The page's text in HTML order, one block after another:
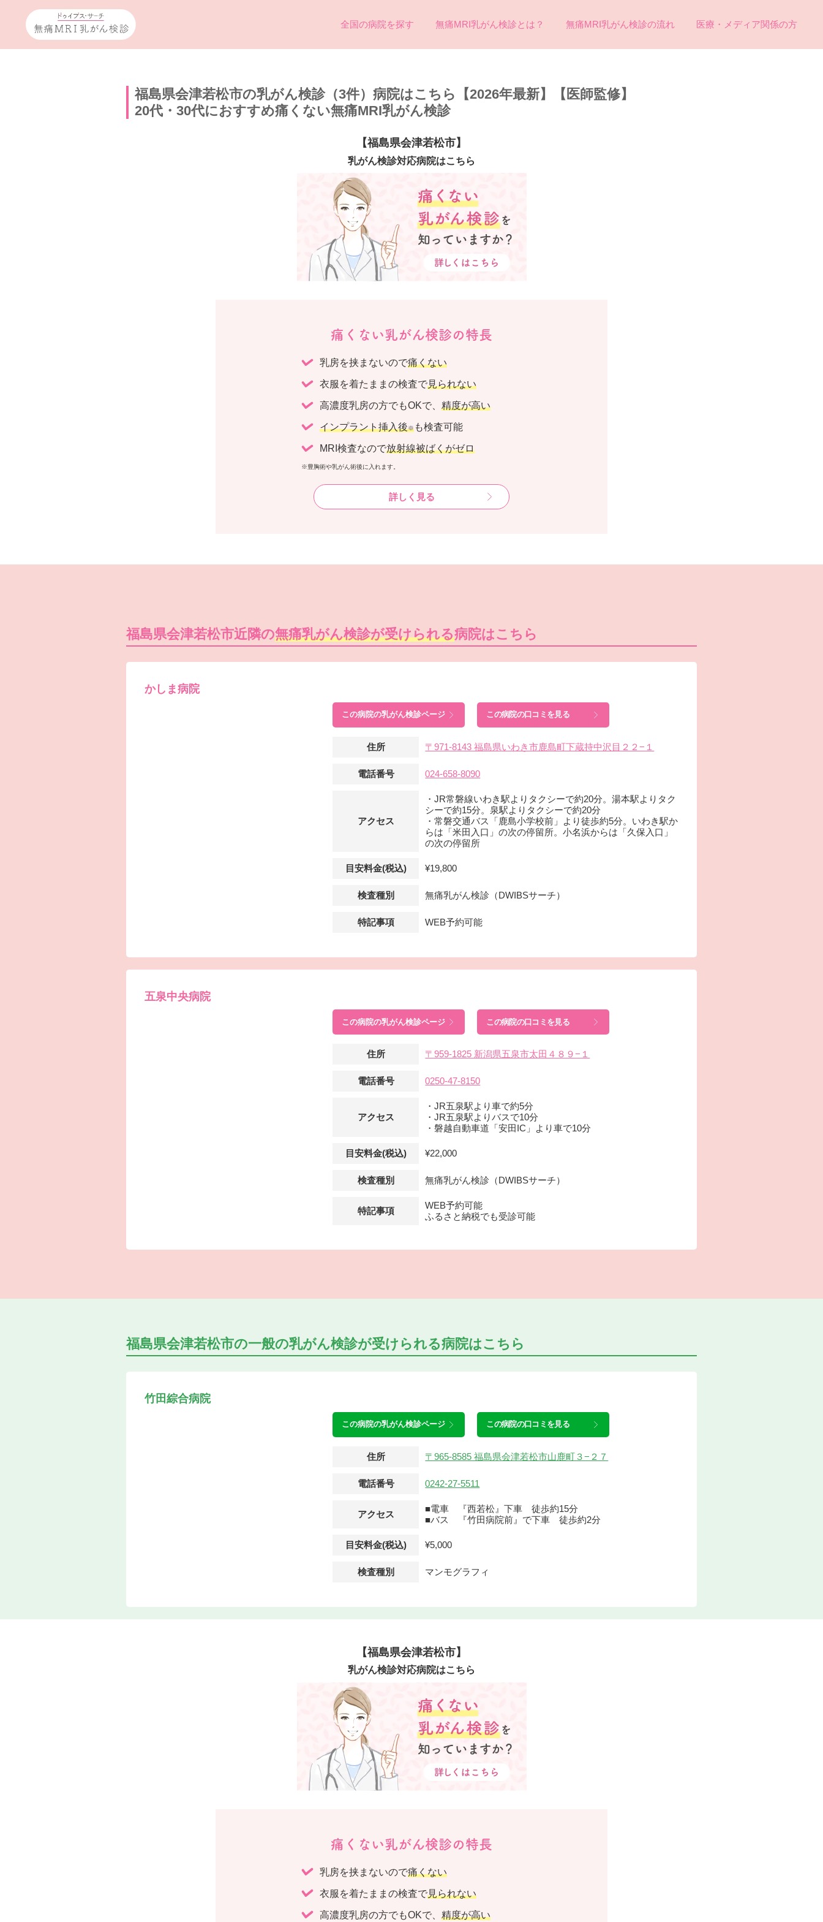
全国の病院を探す 無痛MRI乳がん検診とは？ 無痛MRI乳がん検診の流れ 医療・メディア関係の方
福島県会津若松市の乳がん検診（3件）病院はこちら【2026年最新】【医師監修】
20代・30代におすすめ痛くない無痛MRI乳がん検診
【福島県会津若松市】
乳がん検診対応病院はこちら
痛くない乳がん検診の特長
乳房を挟まないので痛くない
衣服を着たままの検査で見られない
高濃度乳房の方でもOKで、 精度が高い
インプラント挿入後※ も検査可能
MRI検査なので放射線被ばくがゼロ
※豊胸術や乳がん術後に入れます。
詳しく見る
福島県会津若松市近隣の無痛乳がん検診が受けられる病院はこちら
かしま病院
この病院の乳がん検診ページ この病院の口コミを見る
住所 〒971-8143 福島県いわき市鹿島町下蔵持中沢目２２−１
電話番号 024-658-8090
アクセス
・JR常磐線いわき駅よりタクシーで約20分。湯本駅よりタク
シーで約15分。泉駅よりタクシーで約20分
・常磐交通バス「鹿島小学校前」より徒歩約5分。いわき駅か
らは「米田入口」の次の停留所。小名浜からは「久保入口」
の次の停留所
目安料金(税込) ¥19,800
検査種別 無痛乳がん検診（DWIBSサーチ）
特記事項 WEB予約可能
五泉中央病院
この病院の乳がん検診ページ この病院の口コミを見る
住所 〒959-1825 新潟県五泉市太田４８９−１
電話番号 0250-47-8150
アクセス
・JR五泉駅より車で約5分
・JR五泉駅よりバスで10分
・磐越自動車道「安田IC」より車で10分
目安料金(税込) ¥22,000
検査種別 無痛乳がん検診（DWIBSサーチ）
特記事項
WEB予約可能
ふるさと納税でも受診可能
福島県会津若松市の一般の乳がん検診が受けられる病院はこちら
竹田綜合病院
この病院の乳がん検診ページ この病院の口コミを見る
住所 〒965-8585 福島県会津若松市山鹿町３−２７
電話番号 0242-27-5511
アクセス
■電車 『西若松』下車 徒歩約15分
■バス 『竹田病院前』で下車 徒歩約2分
目安料金(税込) ¥5,000
検査種別 マンモグラフィ
【福島県会津若松市】
乳がん検診対応病院はこちら
痛くない乳がん検診の特長
乳房を挟まないので痛くない
衣服を着たままの検査で見られない
高濃度乳房の方でもOKで、 精度が高い